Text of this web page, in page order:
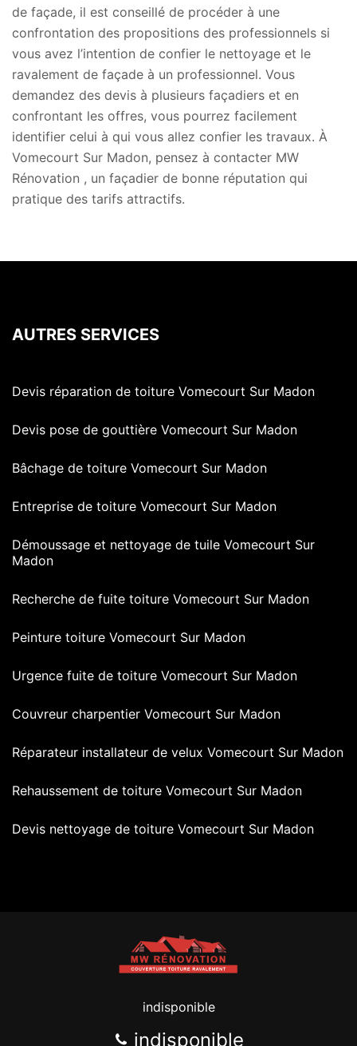
de façade, il est conseillé de procéder à une
confrontation des propositions des professionnels si
vous avez l’intention de confier le nettoyage et le
ravalement de façade à un professionnel. Vous
demandez des devis à plusieurs façadiers et en
confrontant les offres, vous pourrez facilement
identifier celui à qui vous allez confier les travaux. À
Vomecourt Sur Madon, pensez à contacter MW
Rénovation , un façadier de bonne réputation qui
pratique des tarifs attractifs.
AUTRES SERVICES
Devis réparation de toiture Vomecourt Sur Madon
Devis pose de gouttière Vomecourt Sur Madon
Bâchage de toiture Vomecourt Sur Madon
Entreprise de toiture Vomecourt Sur Madon
Démoussage et nettoyage de tuile Vomecourt Sur
Madon
Recherche de fuite toiture Vomecourt Sur Madon
Peinture toiture Vomecourt Sur Madon
Urgence fuite de toiture Vomecourt Sur Madon
Couvreur charpentier Vomecourt Sur Madon
Réparateur installateur de velux Vomecourt Sur Madon
Rehaussement de toiture Vomecourt Sur Madon
Devis nettoyage de toiture Vomecourt Sur Madon
indisponible
indisponible